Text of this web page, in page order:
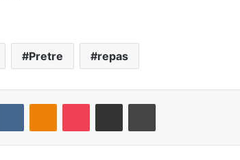
Pretre repas